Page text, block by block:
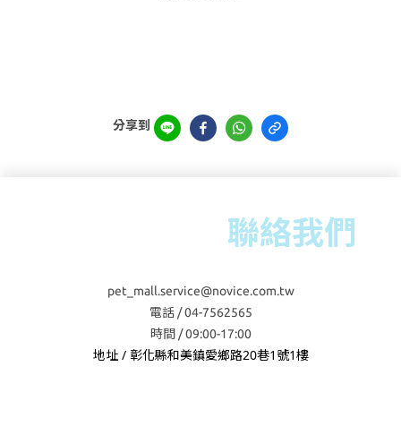
分享到
聯絡我們
pet_mall.service@novice.com.tw
電話 / 04-7562565
時間 / 09:00-17:00
地址 / 彰化縣和美鎮愛鄉路20巷1號1樓